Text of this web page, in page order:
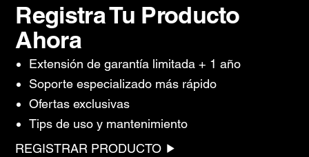
Registra Tu Producto
Ahora
Extensión de garantía limitada + 1 año
Soporte especializado más rápido
Ofertas exclusivas
Tips de uso y mantenimiento
REGISTRAR PRODUCTO